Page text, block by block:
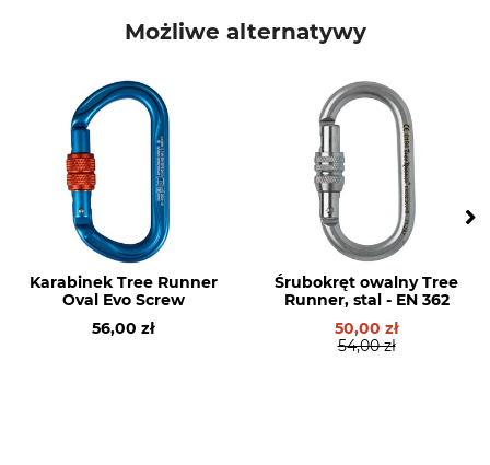
Otwór
Możliwe alternatywy
Karabinek Tree Runner
Oval Evo Screw
56,00 zł
Śrubokręt owalny Tree
Runner, stal - EN 362
50,00 zł
54,00 zł